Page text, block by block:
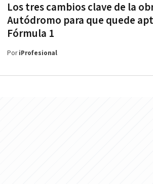
Los tres cambios clave de la
Autódromo para que quede
Fórmula 1
PoriProfesional